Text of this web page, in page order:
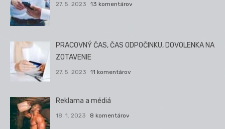
27. 5. 2023 13 komentárov
PRACOVNÝ ČAS, ČAS ODPOČINKU, DOVOLENKA NA
ZOTAVENIE
27. 5. 2023 11 komentárov
Reklama a médiá
18. 1. 2023 8 komentárov